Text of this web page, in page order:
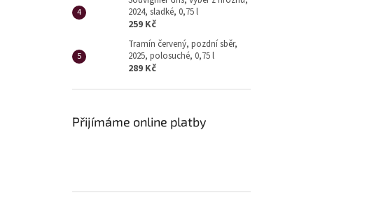
2024, sladké, 0,75 l
259 Kč
Tramín červený, pozdní sběr,
2025, polosuché, 0,75 l
289 Kč
Přijímáme online platby